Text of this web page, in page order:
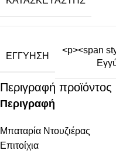
ΕΓΓΎΗΣΗ
<p><span
Περιγραφή προϊόντος
Περιγραφή
Μπαταρία Ντουζιέρας
Επιτοίχια